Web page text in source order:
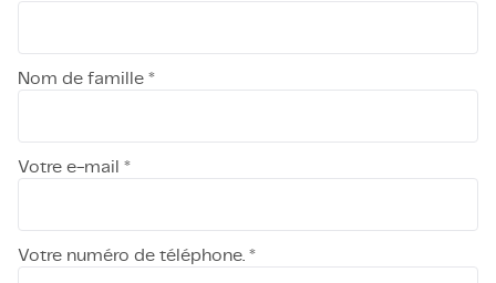
Nom de famille *
Votre e-mail *
Votre numéro de téléphone. *